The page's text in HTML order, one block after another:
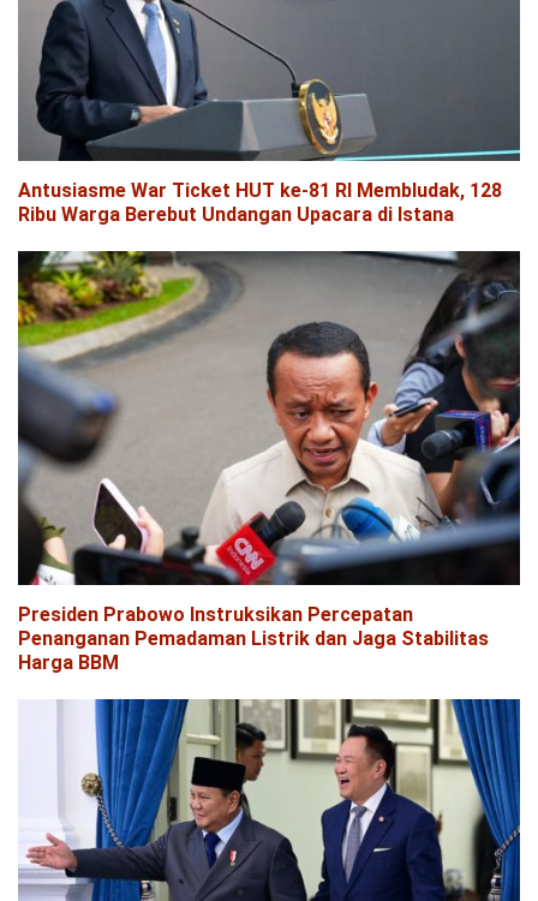
Antusiasme War Ticket HUT ke-81 RI Membludak, 128
Ribu Warga Berebut Undangan Upacara di Istana
Presiden Prabowo Instruksikan Percepatan
Penanganan Pemadaman Listrik dan Jaga Stabilitas
Harga BBM